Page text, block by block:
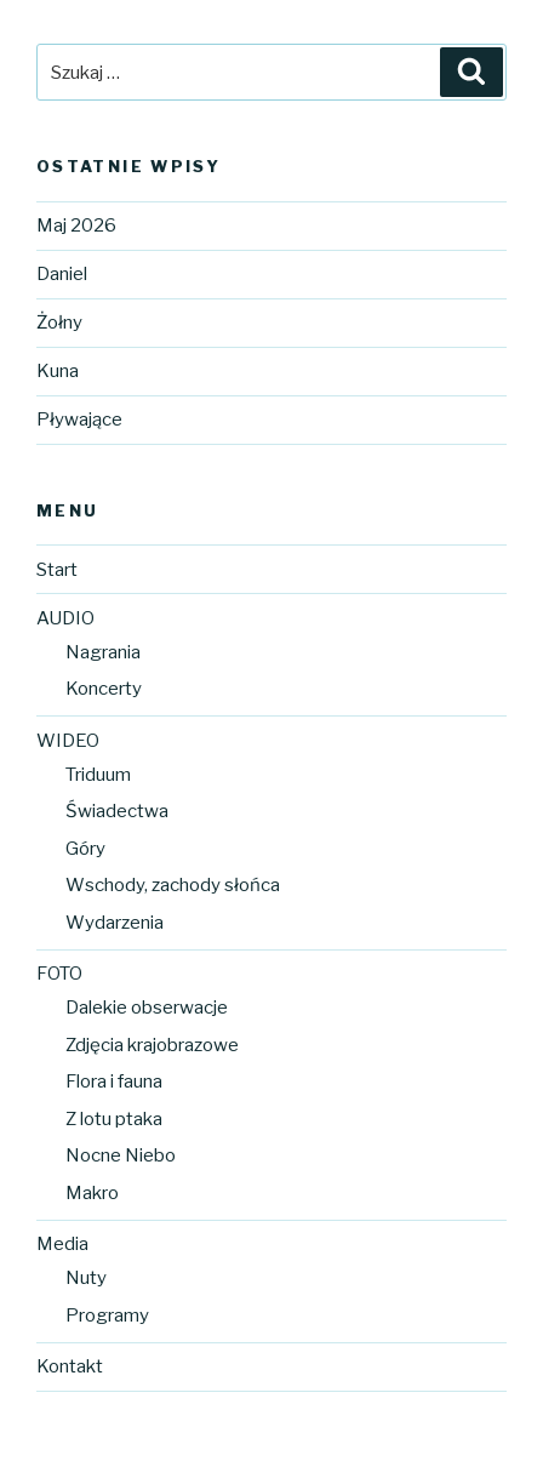
OSTATNIE WPISY
Maj 2026
Daniel
Żołny
Kuna
Pływające
MENU
Start
AUDIO
Nagrania
Koncerty
WIDEO
Triduum
Świadectwa
Góry
Wschody, zachody słońca
Wydarzenia
FOTO
Dalekie obserwacje
Zdjęcia krajobrazowe
Flora i fauna
Z lotu ptaka
Nocne Niebo
Makro
Media
Nuty
Programy
Kontakt